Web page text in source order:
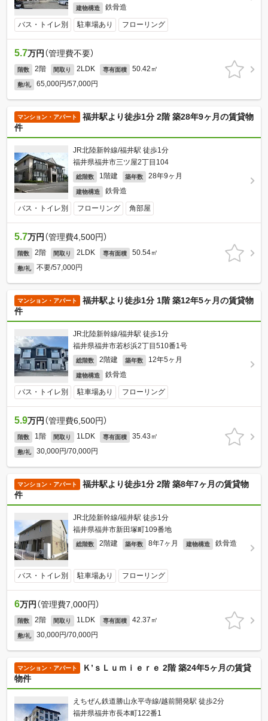
建物構造 鉄骨造
バス・トイレ別 駐車場あり フローリング
5.7万円 （管理費不要）
階数 2階 間取り 2LDK 専有面積 50.42㎡
敷/礼 65,000円/57,000円
マンション・アパート
福井駅より徒歩1分 2階 築28年9ヶ月の賃貸物
件
JR北陸新幹線/福井駅 徒歩1分
福井県福井市三ツ屋2丁目104
総階数 1階建 築年数 28年9ヶ月
建物構造 鉄骨造
バス・トイレ別 フローリング 角部屋
5.7万円 （管理費4,500円）
階数 2階 間取り 2LDK 専有面積 50.54㎡
敷/礼 不要/57,000円
マンション・アパート
福井駅より徒歩1分 1階 築12年5ヶ月の賃貸物
件
JR北陸新幹線/福井駅 徒歩1分
福井県福井市若杉浜2丁目510番1号
総階数 2階建 築年数 12年5ヶ月
建物構造 鉄骨造
バス・トイレ別 駐車場あり フローリング
5.9万円 （管理費6,500円）
階数 1階 間取り 1LDK 専有面積 35.43㎡
敷/礼 30,000円/70,000円
マンション・アパート
福井駅より徒歩1分 2階 築8年7ヶ月の賃貸物
件
JR北陸新幹線/福井駅 徒歩1分
福井県福井市新田塚町109番地
総階数 2階建 築年数 8年7ヶ月 建物構造 鉄骨造
バス・トイレ別 駐車場あり フローリング
6万円 （管理費7,000円）
階数 2階 間取り 1LDK 専有面積 42.37㎡
敷/礼 30,000円/70,000円
マンション・アパート
Ｋ’ｓＬｕｍｉｅｒｅ 2階 築24年5ヶ月の賃貸
物件
えちぜん鉄道勝山永平寺線/越前開発駅 徒歩2分
福井県福井市長本町122番1